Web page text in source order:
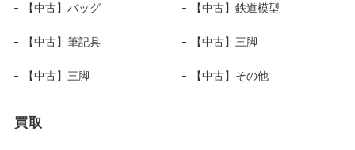
【中古】バッグ 【中古】鉄道模型
【中古】筆記具 【中古】三脚
【中古】三脚 【中古】その他
買取